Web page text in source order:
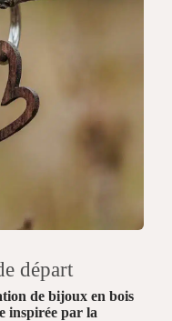
départ
de bijoux en bois
inspirée par la